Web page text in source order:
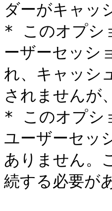
ダーがキャッ
* このオプシ
ーザーセッシ
れ、キャッシ
されませんが
* このオプシ
ユーザーセッ
ありません。
続する必要が